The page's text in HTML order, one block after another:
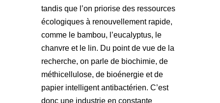
tandis que l’on priorise des ressources
écologiques à renouvellement rapide,
comme le bambou, l’eucalyptus, le
chanvre et le lin. Du point de vue de la
recherche, on parle de biochimie, de
méthicellulose, de bioénergie et de
papier intelligent antibactérien. C’est
donc une industrie en constante